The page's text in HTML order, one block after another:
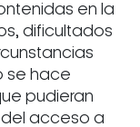
en la
dificultados
se hace
pudieran
acceso a